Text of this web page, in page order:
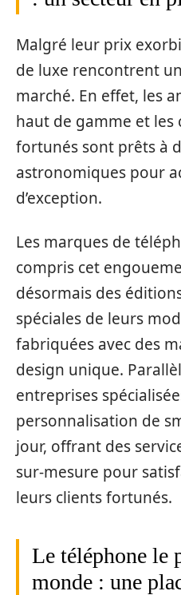
Malgré leur prix
de luxe rencontrent
marché. En effet, les
haut de gamme et les
fortunés sont prêts à
astronomiques pour
d’exception.
Les marques de
compris cet
désormais des
spéciales de leurs
fabriquées avec des
design unique.
entreprises
personnalisation de
jour, offrant des
sur-mesure pour
leurs clients fortunés.
Le téléphone le
monde : une